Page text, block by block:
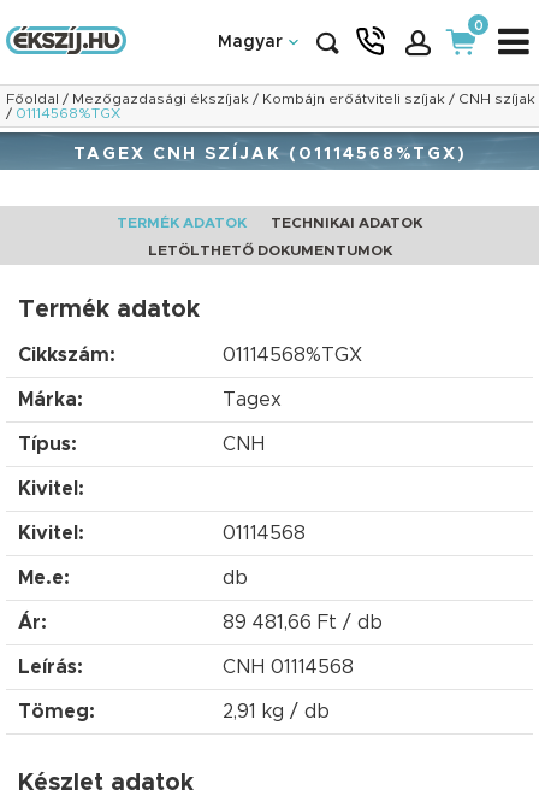
Magyar
0
Főoldal / Mezőgazdasági ékszíjak / Kombájn erőátviteli szíjak / CNH szíjak
/ 01114568%TGX
TAGEX CNH SZÍJAK (01114568%TGX)
TERMÉK ADATOK
TECHNIKAI ADATOK
LETÖLTHETŐ DOKUMENTUMOK
Termék adatok
Cikkszám: 01114568%TGX
Márka: Tagex
Típus: CNH
Kivitel:
Kivitel: 01114568
Me.e: db
Ár: 89 481,66 Ft / db
Leírás: CNH 01114568
Tömeg: 2,91 kg / db
Készlet adatok